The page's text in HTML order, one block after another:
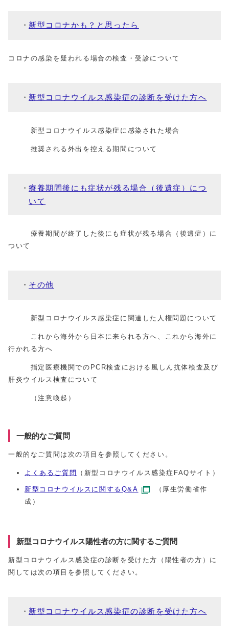
新型コロナかも？と思ったら
コロナの感染を疑われる場合の検査・受診について
新型コロナウイルス感染症の診断を受けた方へ
新型コロナウイルス感染症に感染された場合
推奨される外出を控える期間について
療養期間後にも症状が残る場合（後遺症）につ
いて
療養期間が終了した後にも症状が残る場合（後遺症）に
ついて
その他
新型コロナウイルス感染症に関連した人権問題について
これから海外から日本に来られる方へ、これから海外に
行かれる方へ
指定医療機関でのPCR検査における風しん抗体検査及び
肝炎ウイルス検査について
（注意喚起）
一般的なご質問
一般的なご質問は次の項目を参照してください。
よくあるご質問 （新型コロナウイルス感染症FAQサイト）
新型コロナウイルスに関するQ&A
（厚生労働省作
成）
新型コロナウイルス陽性者の方に関するご質問
新型コロナウイルス感染症の診断を受けた方（陽性者の方）に
関しては次の項目を参照してください。
新型コロナウイルス感染症の診断を受けた方へ